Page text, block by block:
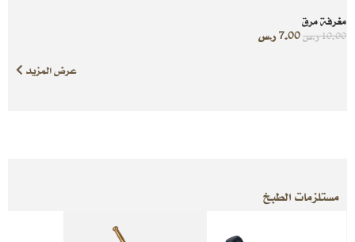
مغرفة مرق
10.00ر.س7.00ر.س
عرض المزيد
مستلزمات الطبخ